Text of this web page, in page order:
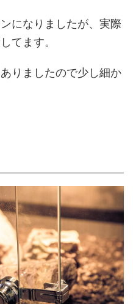
になりましたが、実際
てます。
りましたので少し細か